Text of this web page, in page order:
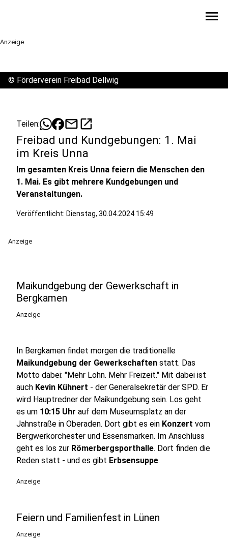
menu
Anzeige
© Förderverein Freibad Dellwig
Teilen: mailopen_in_new
Freibad und Kundgebungen: 1. Mai
im Kreis Unna
Im gesamten Kreis Unna feiern die Menschen den
1. Mai. Es gibt mehrere Kundgebungen und
Veranstaltungen.
Veröffentlicht: Dienstag, 30.04.2024 15:49
Anzeige
Maikundgebung der Gewerkschaft in
Bergkamen
Anzeige
In Bergkamen findet morgen die traditionelle
Maikundgebung der Gewerkschaften statt. Das
Motto dabei: "Mehr Lohn. Mehr Freizeit." Mit dabei ist
auch Kevin Kühnert - der Generalsekretär der SPD. Er
wird Hauptredner der Maikundgebung sein. Los geht
es um 10:15 Uhr auf dem Museumsplatz an der
Jahnstraße in Oberaden. Dort gibt es ein Konzert vom
Bergwerkorchester und Essensmarken. Im Anschluss
geht es los zur Römerbergsporthalle. Dort finden die
Reden statt - und es gibt Erbsensuppe.
Anzeige
Feiern und Familienfest in Lünen
Anzeige